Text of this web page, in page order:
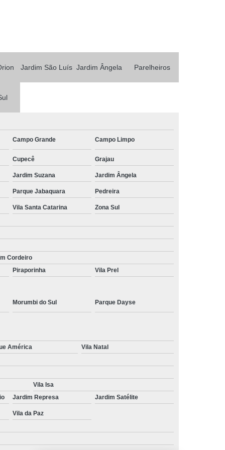
Jardim São Luís Jardim Ângela Parelheiros
Campo Grande Campo Limpo
Cupecê Grajau
Jardim Suzana Jardim Ângela
Parque Jabaquara Pedreira
Vila Santa Catarina
Zona Sul
Cordeiro
Piraporinha Vila Prel
Morumbi do Sul Parque Dayse
América
Vila Natal
Vila Isa
Jardim Represa Jardim Satélite
Vila da Paz